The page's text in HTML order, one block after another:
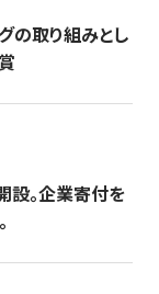
の取り組みとし
設。企業寄付を